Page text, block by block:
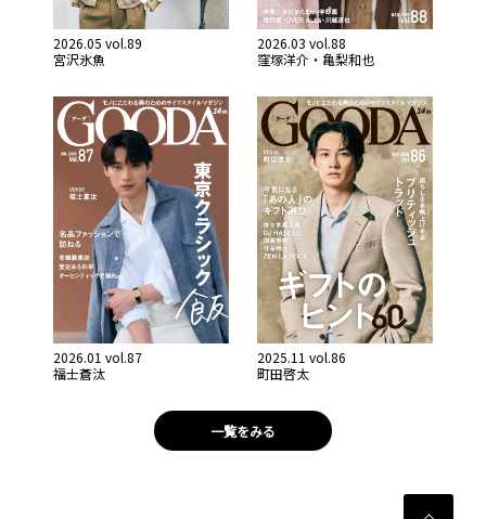
2026.05 vol.89
宮沢氷魚
2026.03 vol.88
窪塚洋介・亀梨和也
2026.01 vol.87
福士蒼汰
2025.11 vol.86
町田啓太
一覧をみる